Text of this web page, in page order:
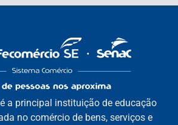
a principal instituição de educação
no comércio de bens, serviços e